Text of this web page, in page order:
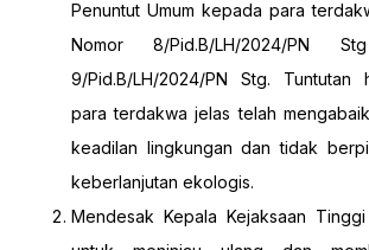
Penuntut Umum kepada para
Nomor 8/Pid.B/LH/2024/PN
9/Pid.B/LH/2024/PN Stg. Tuntutan
para terdakwa jelas telah
keadilan lingkungan dan tidak
keberlanjutan ekologis.
Mendesak Kepala Kejaksaan